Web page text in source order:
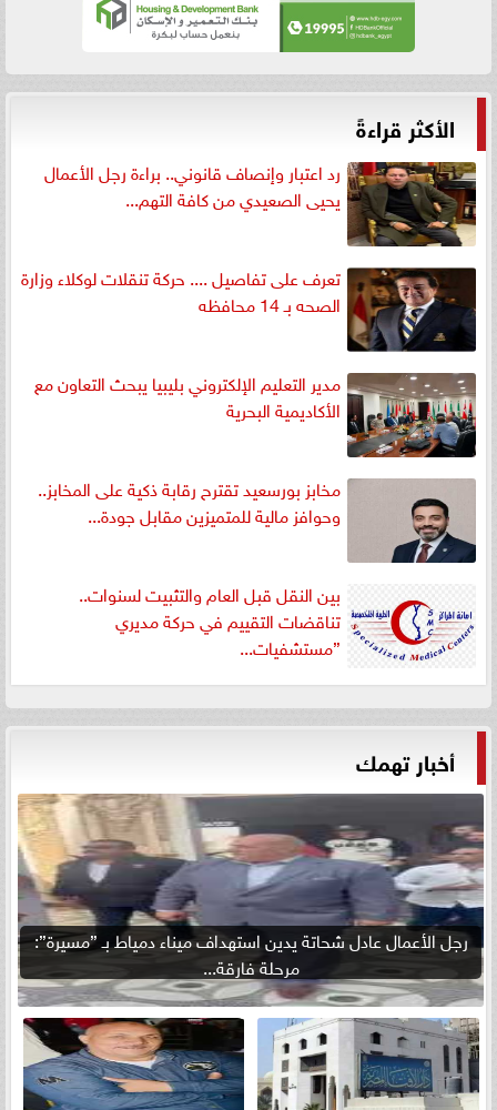
الأكثر قراءةً
رد اعتبار وإنصاف قانوني.. براءة رجل الأعمال
يحيى الصعيدي من كافة التهم...
تعرف على تفاصيل .... حركة تنقلات لوكلاء وزارة
الصحه بـ 14 محافظه
مدير التعليم الإلكتروني بليبيا يبحث التعاون مع
الأكاديمية البحرية
مخابز بورسعيد تقترح رقابة ذكية على المخابز..
وحوافز مالية للمتميزين مقابل جودة...
بين النقل قبل العام والتثبيت لسنوات..
تناقضات التقييم في حركة مديري
”مستشفيات...
أخبار تهمك
رجل الأعمال عادل شحاتة يدين استهداف ميناء دمياط بـ ”مسيرة”:
مرحلة فارقة...